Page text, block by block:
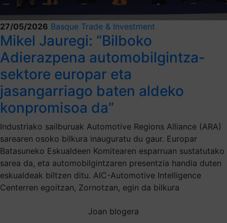
27/05/2026 Basque Trade & Investment
Mikel Jauregi: “Bilboko
Adierazpena automobilgintza-
sektore europar eta
jasangarriago baten aldeko
konpromisoa da”
Industriako sailburuak Automotive Regions Alliance (ARA)
sarearen osoko bilkura inauguratu du gaur. Europar
Batasuneko Eskualdeen Komitearen esparruan sustatutako
sarea da, eta automobilgintzaren presentzia handia duten
eskualdeak biltzen ditu. AIC-Automotive Intelligence
Centerren egoitzan, Zornotzan, egin da bilkura
Joan blogera